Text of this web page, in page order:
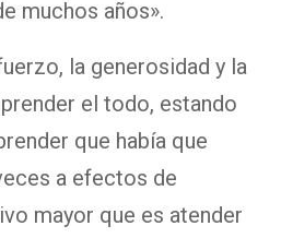
muchos años».
la generosidad y la
el todo, estando
que había que
a efectos de
mayor que es atender